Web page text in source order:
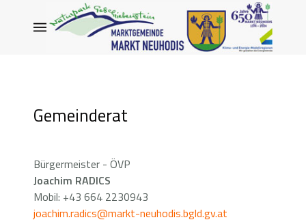
Gemeinderat
Bürgermeister - ÖVP
Joachim RADICS
Mobil: +43 664 2230943
joachim.radics@markt-neuhodis.bgld.gv.at